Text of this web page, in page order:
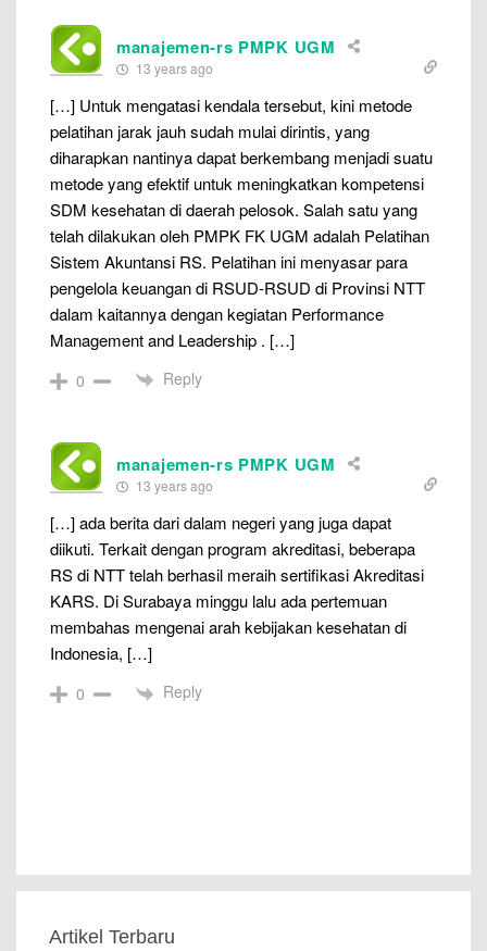
manajemen-rs PMPK UGM
13 years ago
[…] Untuk mengatasi kendala tersebut, kini metode
pelatihan jarak jauh sudah mulai dirintis, yang
diharapkan nantinya dapat berkembang menjadi suatu
metode yang efektif untuk meningkatkan kompetensi
SDM kesehatan di daerah pelosok. Salah satu yang
telah dilakukan oleh PMPK FK UGM adalah Pelatihan
Sistem Akuntansi RS. Pelatihan ini menyasar para
pengelola keuangan di RSUD-RSUD di Provinsi NTT
dalam kaitannya dengan kegiatan Performance
Management and Leadership . […]
0 Reply
manajemen-rs PMPK UGM
13 years ago
[…] ada berita dari dalam negeri yang juga dapat
diikuti. Terkait dengan program akreditasi, beberapa
RS di NTT telah berhasil meraih sertifikasi Akreditasi
KARS. Di Surabaya minggu lalu ada pertemuan
membahas mengenai arah kebijakan kesehatan di
Indonesia, […]
0 Reply
Artikel Terbaru